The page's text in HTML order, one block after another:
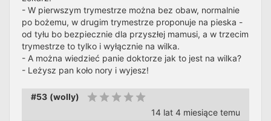
- W pierwszym trymestrze można bez obaw, normalnie
po bożemu, w drugim trymestrze proponuje na pieska -
od tyłu bo bezpiecznie dla przyszłej mamusi, a w trzecim
trymestrze to tylko i wyłącznie na wilka.
- A można wiedzieć panie doktorze jak to jest na wilka?
- Leżysz pan koło nory i wyjesz!
#53 (wolly)
14 lat 4 miesiące temu